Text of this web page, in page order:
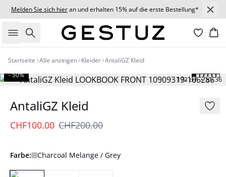
Melden Sie sich hieran und erhalten 15% auf die erste Bestellung*
Suche
Startseite Alle anzeigen Kleider AntaliGZ Kleid
172 cm • S / 36
- 50%
AntaliGZ Kleid
CHF100.00 CHF200.00
Farbe: Charcoal Melange / Grey